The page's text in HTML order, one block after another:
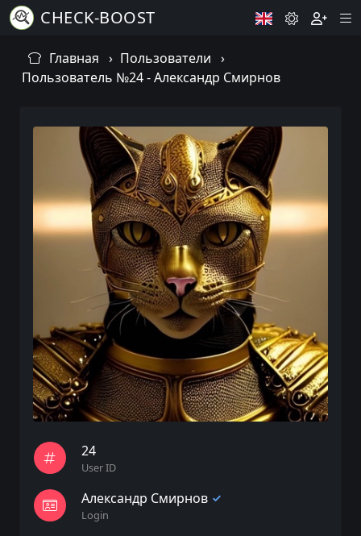
CHECK-BOOST
Главная
Пользователи
Пользователь №24 - Александр Смирнов
24
User ID
Александр Смирнов
Login